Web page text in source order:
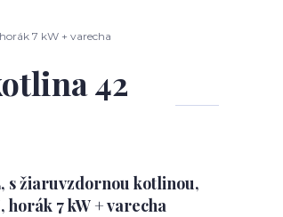
7 kW + varecha
42
s žiaruvzdornou kotlinou,
7 kW + varecha